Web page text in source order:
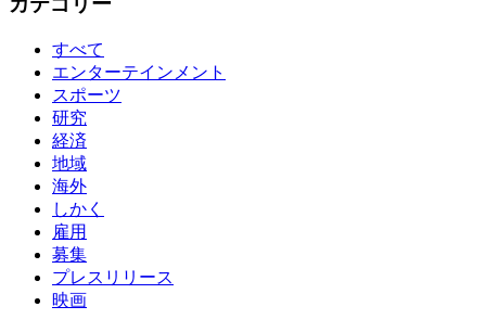
すべて
エンターテインメント
スポーツ
研究
経済
地域
海外
しかく
雇用
募集
プレスリリース
映画